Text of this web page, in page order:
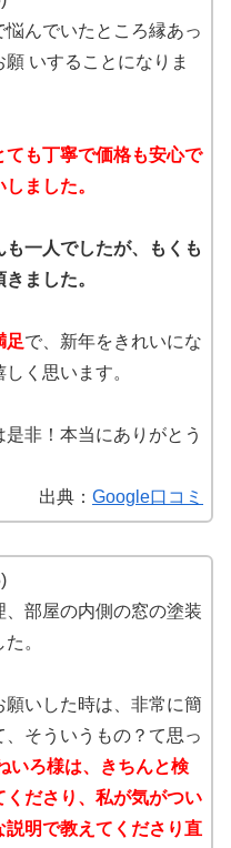
悩んでいたところ縁あっ
いすることになりま
も丁寧で価格も安心で
ました。
一人でしたが、もくも
ました。
足で、新年をきれいにな
く思います。
非！本当にありがとう
出典： Google口コミ
部屋の内側の窓の塗装
。
願いした時は、非常に簡
そういうもの？て思っ
いろ様は、きちんと検
ださり、私が気がつい
明で教えてくださり直